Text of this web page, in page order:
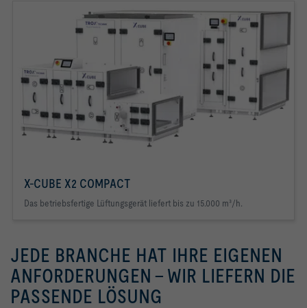
X-CUBE X2 COMPACT
Das betriebsfertige Lüftungsgerät liefert bis zu 15.000 m³/h.
JEDE BRANCHE HAT IHRE EIGENEN
ANFORDERUNGEN - WIR LIEFERN DIE
PASSENDE LÖSUNG